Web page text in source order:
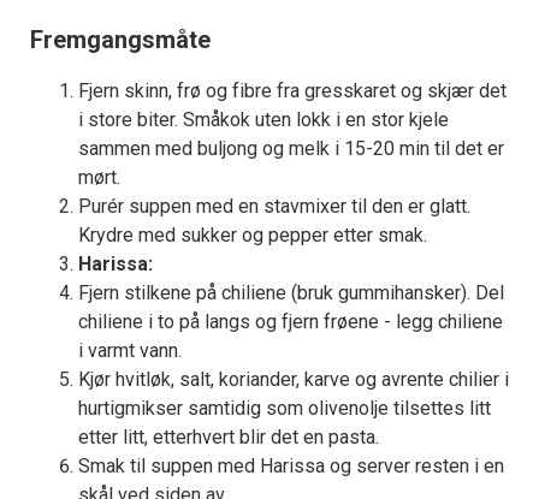
Fremgangsmåte
Fjern skinn, frø og fibre fra gresskaret og skjær det
i store biter. Småkok uten lokk i en stor kjele
sammen med buljong og melk i 15-20 min til det er
mørt.
Purér suppen med en stavmixer til den er glatt.
Krydre med sukker og pepper etter smak.
Harissa:
Fjern stilkene på chiliene (bruk gummihansker). Del
chiliene i to på langs og fjern frøene - legg chiliene
i varmt vann.
Kjør hvitløk, salt, koriander, karve og avrente chilier i
hurtigmikser samtidig som olivenolje tilsettes litt
etter litt, etterhvert blir det en pasta.
Smak til suppen med Harissa og server resten i en